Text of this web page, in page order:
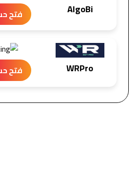
AlgoBi فتح
WRPro فتح